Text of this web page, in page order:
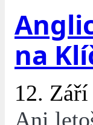
na
12.
Ani